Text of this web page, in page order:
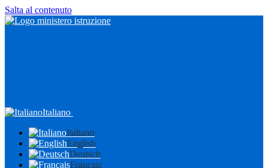
Salta al contenuto
Italiano
Italiano
English
Deutsch
Français